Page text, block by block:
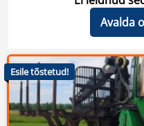
Avalda
Esile tõstetud!